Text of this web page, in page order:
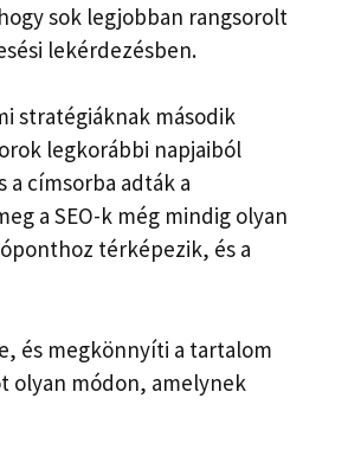
sok legjobban rangsorolt
lekérdezésben.
stratégiáknak második
legkorábbi napjaiból
a címsorba adták a
a SEO-k még mindig olyan
térképezik, és a
és megkönnyíti a tartalom
olyan módon, amelynek